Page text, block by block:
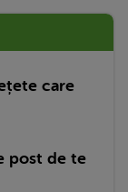
care
post de te